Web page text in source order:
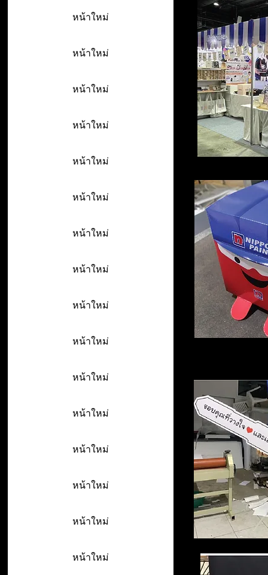
หน้าใหม่
หน้าใหม่
หน้าใหม่
หน้าใหม่
หน้าใหม่
หน้าใหม่
หน้าใหม่
หน้าใหม่
หน้าใหม่
หน้าใหม่
หน้าใหม่
หน้าใหม่
หน้าใหม่
หน้าใหม่
หน้าใหม่
หน้าใหม่